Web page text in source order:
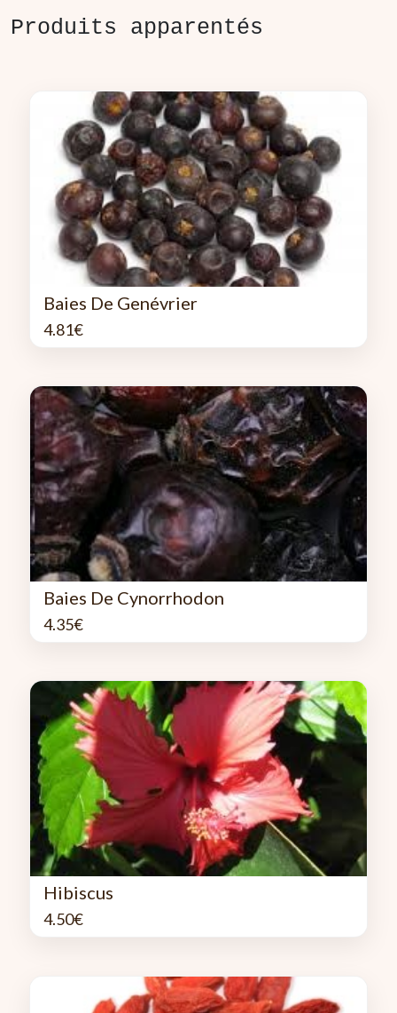
Produits apparentés
Baies De Genévrier
4.81€
Baies De Cynorrhodon
4.35€
Hibiscus
4.50€